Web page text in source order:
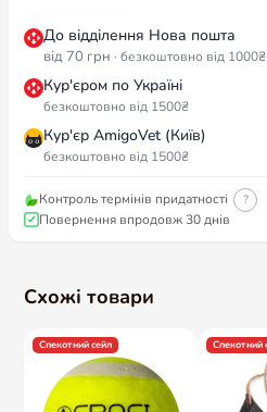
До відділення Нова пошта
від 70 грн · безкоштовно від 1000₴
Кур'єром по Україні
безкоштовно від 1500₴
Кур'єр AmigoVet (Київ)
безкоштовно від 1500₴
Контроль термінів придатності ?
Повернення впродовж 30 днів
Схожі товари